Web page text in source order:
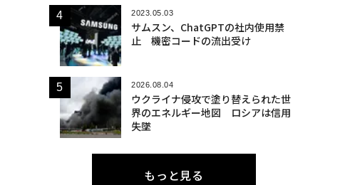
2023.05.03
サムスン、ChatGPTの社内使用禁
止 機密コードの流出受け
2026.08.04
ウクライナ侵攻で塗り替えられた世
界のエネルギー地図 ロシアは信用
失墜
もっと見る